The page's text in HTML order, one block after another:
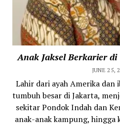
Anak Jaksel Berkarier
JUNE 25,
Lahir dari ayah Amerika dan
tumbuh besar di Jakarta,
sekitar Pondok Indah dan
anak-anak kampung,